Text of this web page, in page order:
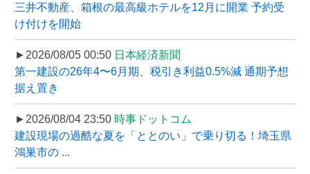
三井不動産、箱根の最高級ホテルを12月に開業 予約受
け付けを開始
►2026/08/05 00:50 日本経済新聞
第一建設の26年4〜6月期、税引き利益0.5%減 通期予想
据え置き
►2026/08/04 23:50 時事ドットコム
建設現場の過酷な夏を「ととのい」で乗り切る！埼玉県
鴻巣市の ...